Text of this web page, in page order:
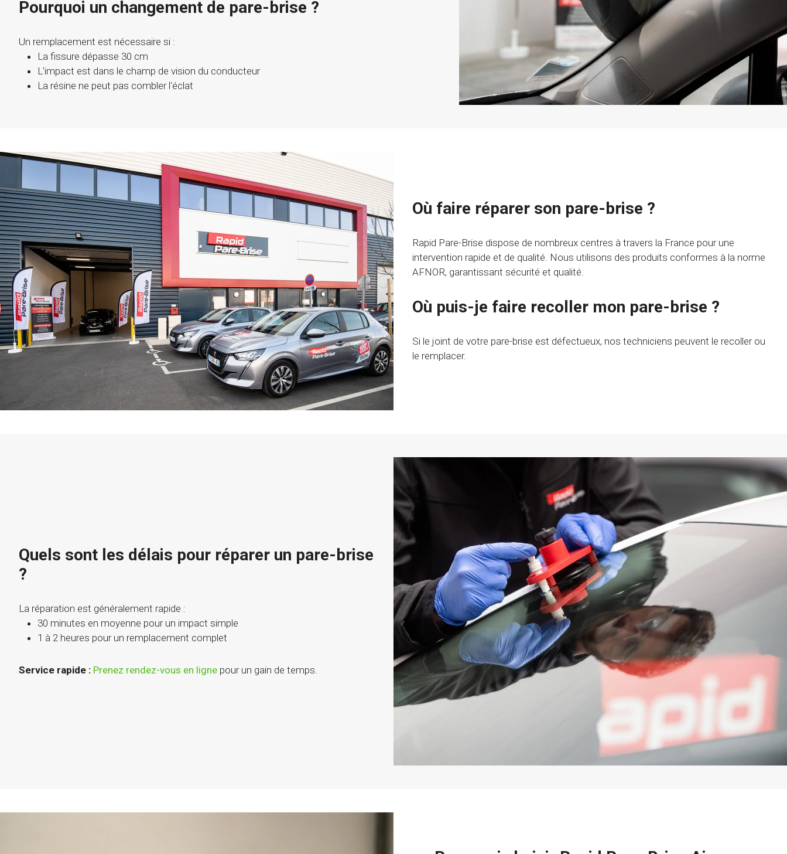
Pourquoi un changement de pare-brise ?
Un remplacement est nécessaire si :
La fissure dépasse 30 cm
L'impact est dans le champ de vision du conducteur
La résine ne peut pas combler l'éclat
Où faire réparer son pare-brise ?
Rapid Pare-Brise dispose de nombreux centres à travers la France pour une
intervention rapide et de qualité. Nous utilisons des produits conformes à la norme
AFNOR, garantissant sécurité et qualité.
Où puis-je faire recoller mon pare-brise ?
Si le joint de votre pare-brise est défectueux, nos techniciens peuvent le recoller ou
le remplacer.
Quels sont les délais pour réparer un pare-brise
?
La réparation est généralement rapide :
30 minutes en moyenne pour un impact simple
1 à 2 heures pour un remplacement complet
Service rapide : Prenez rendez-vous en ligne pour un gain de temps.